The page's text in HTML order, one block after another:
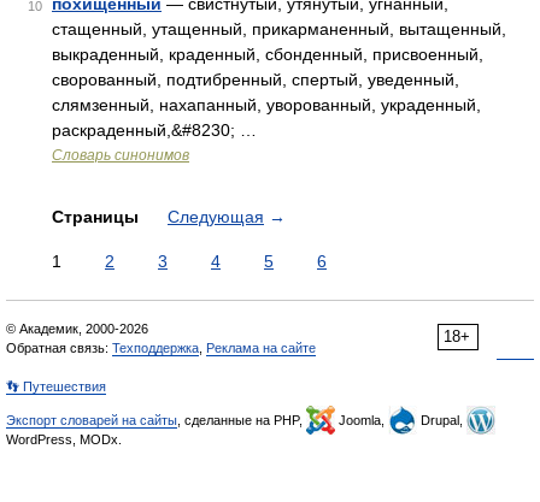
10
стащенный, утащенный, прикарманенный, вытащенный,
выкраденный, краденный, сбонденный, присвоенный,
сворованный, подтибренный, спертый, уведенный,
слямзенный, нахапанный, уворованный, украденный,
раскраденный,&#8230; …
Словарь синонимов
Страницы Следующая →
1 2 3 4 5 6
18+
© Академик, 2000-2026
Обратная связь: Техподдержка Реклама на сайте
👣 Путешествия
Экспорт словарей на сайты , сделанные на PHP, Joomla,
Drupal,
WordPress, MODx.